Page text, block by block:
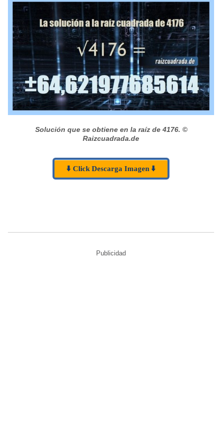
Solución que se obtiene en la raíz de 4176. ©
Raizcuadrada.de
⬇️ Click Descarga Imagen ⬇️
Publicidad